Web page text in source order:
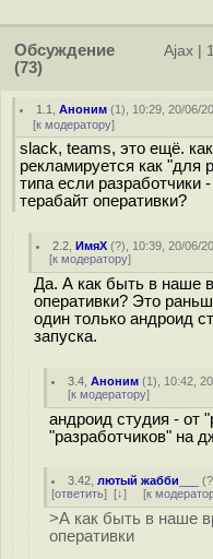
Обсуждение
(73)
Ajax
1.1 ,Аноним (1), 10:29, 20/06/
[к модератору]
slack, teams, это ещё.
рекламируется как "для
типа если разработчики
терабайт оперативки?
2.2 ,ИмяХ (?), 10:39, 20/06/
[к модератору]
Да. А как быть в наше
оперативки? Это
один только андроид
запуска.
3.4 ,Аноним (1), 10:42,
[к модератору]
андроид студия - от
"разработчиков" на
3.42 ,лютый жабби___ (?
[ответить] [↓] [к
>А как быть в наше
оперативки